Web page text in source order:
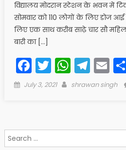
विद्यालय मोदरान स्टेशन के भवन में
सोमवार को 110 लोगों के लिए डोज
लिए एक साथ करीब साढ़े चार सौ
बारी का […]
Facebook
Twitter
Posted
July 3, 2021 Author
shrawan singh
Search
for: